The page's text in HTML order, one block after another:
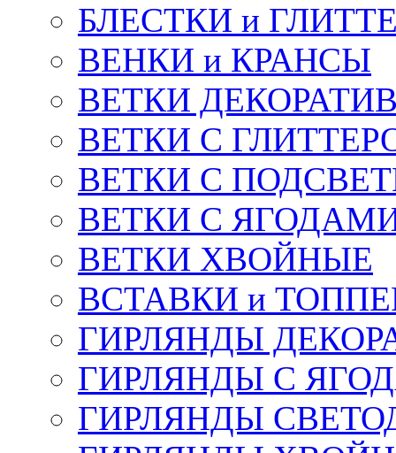
БЛЕСТКИ и
ВЕНКИ и КРАНСЫ
ВЕТКИ
ВЕТКИ С
ВЕТКИ С
ВЕТКИ С
ВЕТКИ ХВОЙНЫЕ
ВСТАВКИ и
ГИРЛЯНДЫ
ГИРЛЯНДЫ С
ГИРЛЯНДЫ